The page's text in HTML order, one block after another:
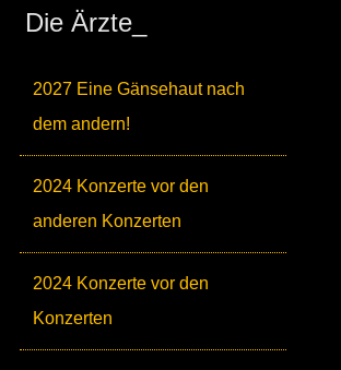
Die Ärzte_
2027 Eine Gänsehaut nach
dem andern!
2024 Konzerte vor den
anderen Konzerten
2024 Konzerte vor den
Konzerten